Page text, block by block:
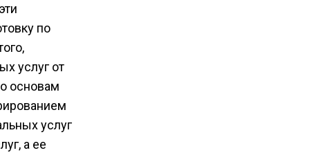
по
услуг от
основам
услуг
а ее